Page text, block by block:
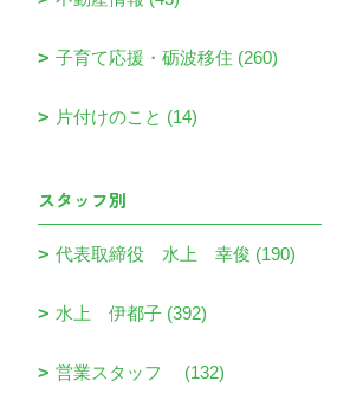
子育て応援・砺波移住 (260)
片付けのこと (14)
スタッフ別
代表取締役 水上 幸俊 (190)
水上 伊都子 (392)
営業スタッフ (132)